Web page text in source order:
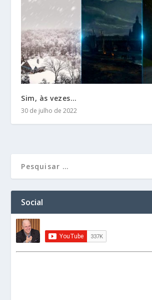
Sim, às vezes…
30 de julho de 2022
Social